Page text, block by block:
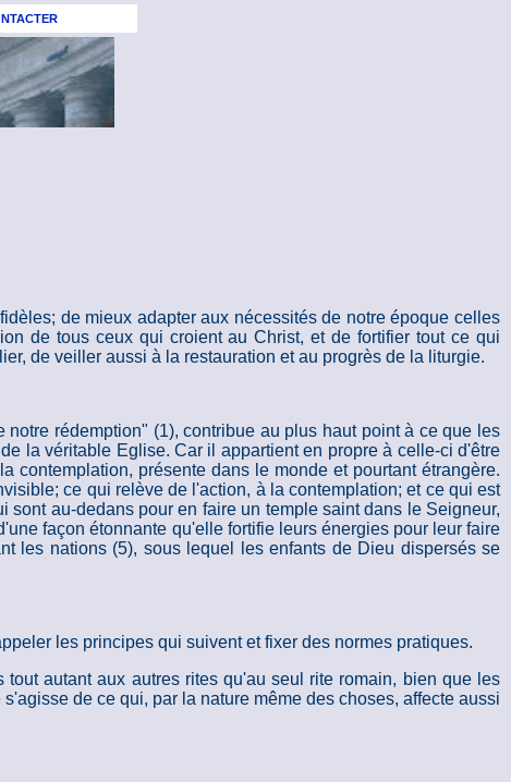
de mieux adapter aux nécessités de notre époque celles
de tous ceux qui croient au Christ, et de fortifier tout ce qui
de veiller aussi à la restauration et au progrès de la liturgie.
rédemption" (1), contribue au plus haut point à ce que les
la véritable Eglise. Car il appartient en propre à celle-ci d'être
présente dans le monde et pourtant étrangère.
ce qui relève de l'action, à la contemplation; et ce qui est
au-dedans pour en faire un temple saint dans le Seigneur,
façon étonnante qu'elle fortifie leurs énergies pour leur faire
les nations (5), sous lequel les enfants de Dieu dispersés se
les principes qui suivent et fixer des normes pratiques.
autant aux autres rites qu'au seul rite romain, bien que les
de ce qui, par la nature même des choses, affecte aussi